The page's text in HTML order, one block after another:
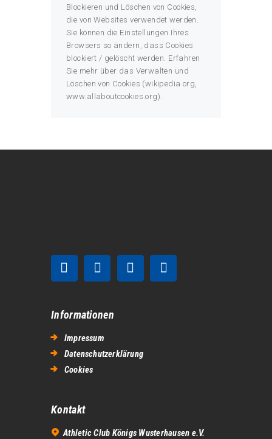
Blockieren und Löschen von Cookies,
die von Websites verwendet werden.
Sie können die Einstellungen Ihres
Browsers so ändern, dass Cookies
blockiert / gelöscht werden. Erfahren
Sie mehr über das Verwalten und
Löschen von Cookies (wikipedia.org,
www.allaboutcookies.org).
Informationen
Impressum
Datenschutzerklärung
Cookies
Kontakt
Athletic Club Königs Wusterhausen e.V.